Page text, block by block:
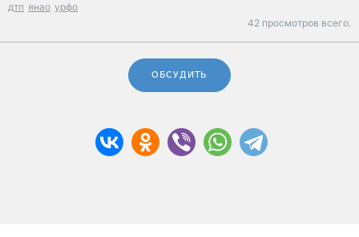
дтп янао урфо
42 просмотров всего.
ОБСУДИТЬ